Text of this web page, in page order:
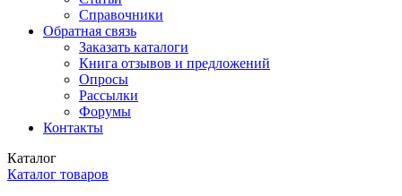
Справочники
Обратная связь
Заказать каталоги
Книга отзывов и предложений
Опросы
Рассылки
Форумы
Контакты
Каталог
Каталог товаров